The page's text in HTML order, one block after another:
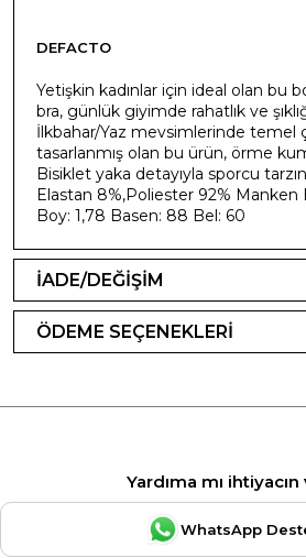
DEFACTO
Yetişkin kadınlar için ideal olan bu
bra, günlük giyimde rahatlık ve
İlkbahar/Yaz mevsimlerinde temel
tasarlanmış olan bu ürün, örme
Bisiklet yaka detayıyla sporcu
Elastan 8%,Poliester 92% Manken
Boy: 1,78 Basen: 88 Bel: 60
İADE/DEĞİŞİM
ÖDEME SEÇENEKLERİ
Yardıma mı ihtiyacın
WhatsApp